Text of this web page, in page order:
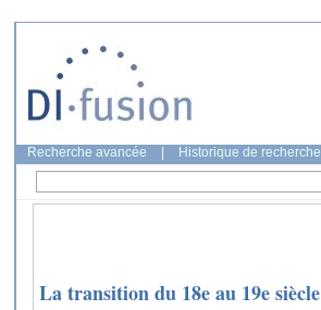
Recherche avancée Historique de recherche
La transition du 18e au 19e siècle